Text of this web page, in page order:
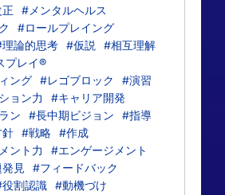
#メンタルヘルス
#ロールプレイング
論的思考 #仮説
#相互理解
プレイ®
ング #レゴブロック
#演習
ョン力
#キャリア開発
ン
#長中期ビジョン
#指導
#戦略 #作成
ント力
#エンゲージメント
見
#フィードバック
割認識 #動機づけ